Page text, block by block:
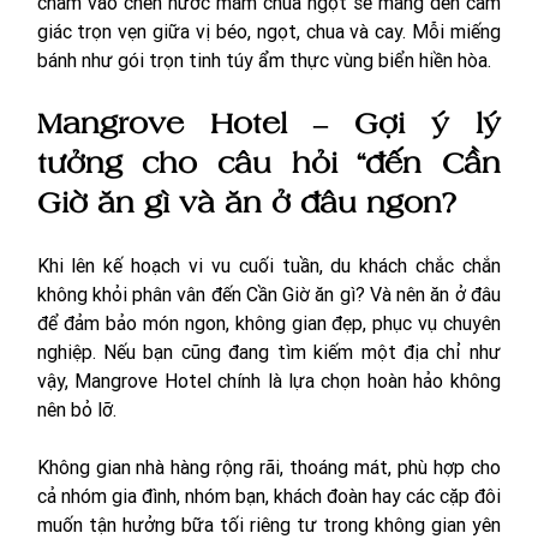
giác trọn vẹn giữa vị béo, ngọt, chua và cay. Mỗi miếng
bánh như gói trọn tinh túy ẩm thực vùng biển hiền hòa.
Mangrove Hotel – Gợi ý lý
tưởng cho câu hỏi “đến Cần
Giờ ăn gì và ăn ở đâu ngon?
Khi lên kế hoạch vi vu cuối tuần, du khách chắc chắn
không khỏi phân vân đến Cần Giờ ăn gì? Và nên ăn ở đâu
để đảm bảo món ngon, không gian đẹp, phục vụ chuyên
nghiệp. Nếu bạn cũng đang tìm kiếm một địa chỉ như
vậy, Mangrove Hotel chính là lựa chọn hoàn hảo không
nên bỏ lỡ.
Không gian nhà hàng rộng rãi, thoáng mát, phù hợp cho
cả nhóm gia đình, nhóm bạn, khách đoàn hay các cặp đôi
muốn tận hưởng bữa tối riêng tư trong không gian yên